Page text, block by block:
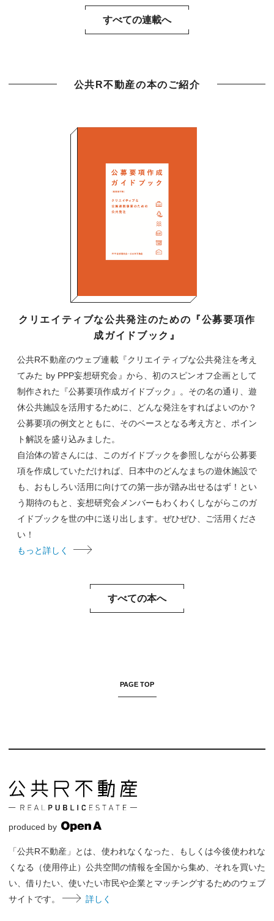
すべての連載へ
公共R不動産の本のご紹介
クリエイティブな公共発注のための『公募要項作
成ガイドブック』
公共R不動産のウェブ連載『クリエイティブな公共発注を考え
てみた by PPP妄想研究会』から、初のスピンオフ企画として
制作された『公募要項作成ガイドブック』。その名の通り、遊
休公共施設を活用するために、どんな発注をすればよいのか？
公募要項の例文とともに、そのベースとなる考え方と、ポイン
ト解説を盛り込みました。
自治体の皆さんには、このガイドブックを参照しながら公募要
項を作成していただければ、日本中のどんなまちの遊休施設で
も、おもしろい活用に向けての第一歩が踏み出せるはず！とい
う期待のもと、妄想研究会メンバーもわくわくしながらこのガ
イドブックを世の中に送り出します。ぜひぜひ、ご活用くださ
い！
もっと詳しく
すべての本へ
PAGE TOP
produced by
「公共R不動産」とは、使われなくなった、もしくは今後使われな
くなる（使用停止）公共空間の情報を全国から集め、それを買いた
い、借りたい、使いたい市民や企業とマッチングするためのウェブ
サイトです。
詳しく